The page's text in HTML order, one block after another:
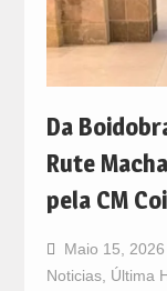
Da
Rute
pela CM
Maio 15, 2026
Noticias, Última